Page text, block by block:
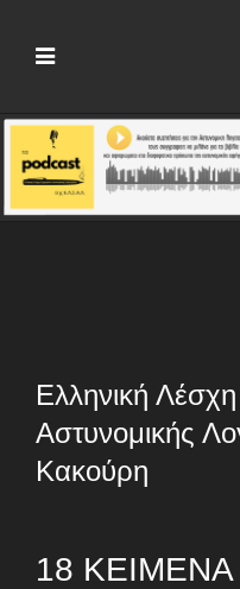
Ελληνική
Αστυνομικής
Κακούρη
18 ΚΕΊΜΕΝΑ